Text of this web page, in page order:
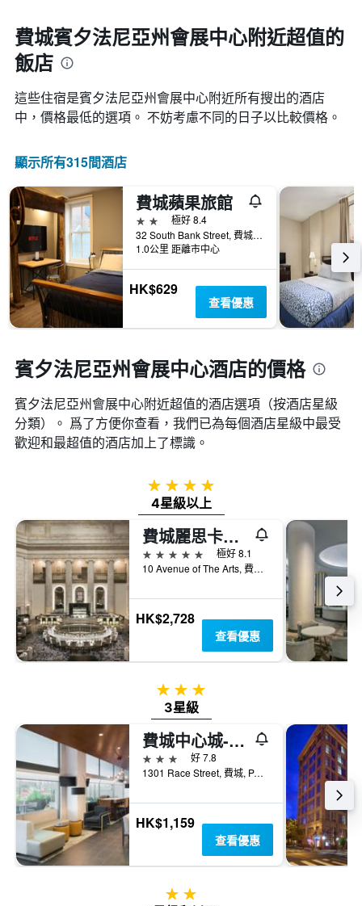
費城賓夕法尼亞州會展中心附近超值的
飯店
這些住宿是賓夕法尼亞州會展中心​附近所有搜出的酒店
中，價格最低的選項。 不妨考慮不同的日子以比較價格。
顯示所有315間酒店
費城蘋果旅館
2星級
極好 8.4
32 South Bank Street, 費城, PA, 美國
1.0公里 距離市中心
HK$629
查看優惠
賓夕法尼亞州會展中心酒店的價格
賓夕法尼亞州會展中心附近超值的酒店選項（按酒店星級
分類）。 爲了方便你查看，我們已為每個酒店星級中最受
歡迎和最超值的酒店加上了標識。
4星級
4星級以上
費城麗思卡爾頓酒店
5星級
極好 8.1
10 Avenue of The Arts, 費城, PA, 美國
HK$2,728
查看優惠
3星級
3星級
費城中心城-會議中心漢普頓酒店
3星級
好 7.8
1301 Race Street, 費城, PA, 美國
HK$1,159
查看優惠
2星級